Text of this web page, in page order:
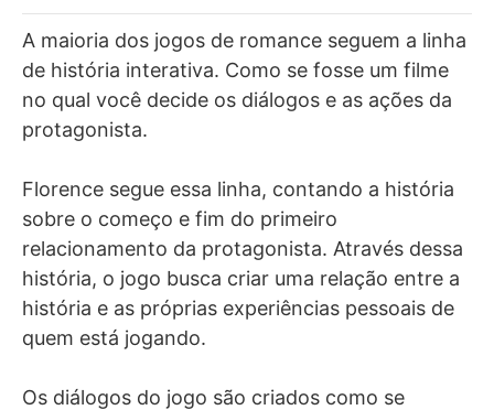
A maioria dos jogos de romance seguem a linha
de história interativa. Como se fosse um filme
no qual você decide os diálogos e as ações da
protagonista.
Florence segue essa linha, contando a história
sobre o começo e fim do primeiro
relacionamento da protagonista. Através dessa
história, o jogo busca criar uma relação entre a
história e as próprias experiências pessoais de
quem está jogando.
Os diálogos do jogo são criados como se